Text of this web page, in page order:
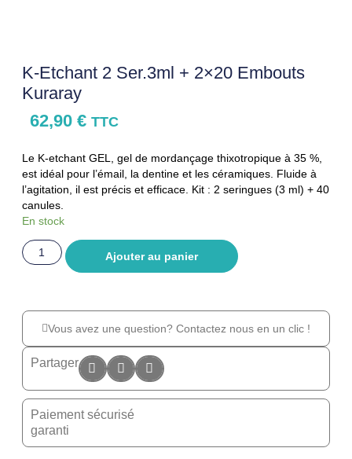
K-Etchant 2 Ser.3ml + 2×20 Embouts
Kuraray
62,90 € TTC
Le K-etchant GEL, gel de mordançage thixotropique à 35 %,
est idéal pour l’émail, la dentine et les céramiques. Fluide à
l’agitation, il est précis et efficace. Kit : 2 seringues (3 ml) + 40
canules.
En stock
Ajouter au panier
Vous avez une question? Contactez nous en un clic !
Partager
Paiement sécurisé
garanti